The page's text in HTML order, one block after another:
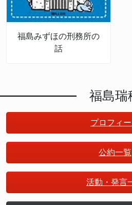
福島みずほの刑務所の
話
福島瑞
プロフィ
公約一覧
活動・発言